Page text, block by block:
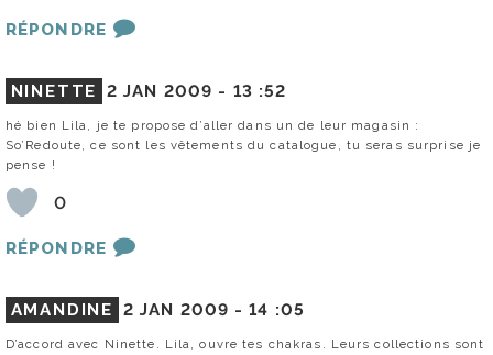
RÉPONDRE
NINETTE 2 JAN 2009 - 13 :52
hé bien Lila, je te propose d’aller dans un de leur magasin :
So’Redoute, ce sont les vêtements du catalogue, tu seras surprise je
pense !
0
RÉPONDRE
AMANDINE 2 JAN 2009 -14 :05
D’accord avec Ninette. Lila, ouvre tes chakras. Leurs collections sont